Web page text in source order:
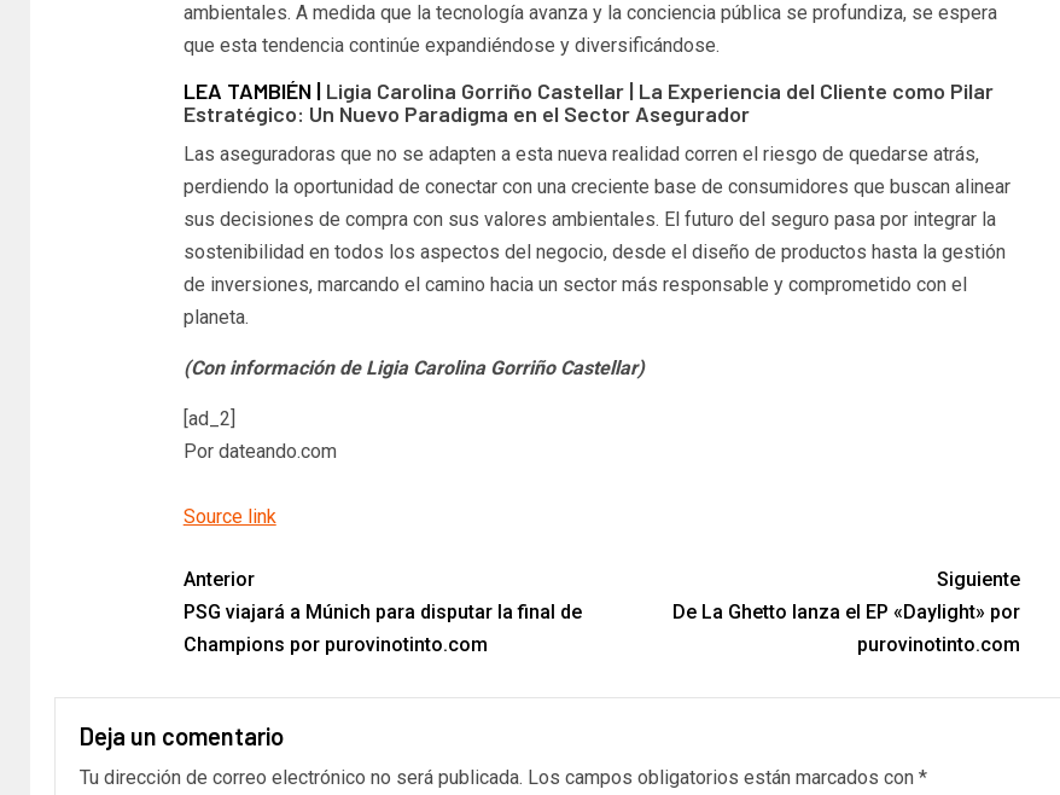
ambientales. A medida que la tecnología avanza y la conciencia pública se profundiza, se espera
que esta tendencia continúe expandiéndose y diversificándose.
LEA TAMBIÉN | Ligia Carolina Gorriño Castellar | La Experiencia del Cliente como Pilar
Estratégico: Un Nuevo Paradigma en el Sector Asegurador
Las aseguradoras que no se adapten a esta nueva realidad corren el riesgo de quedarse atrás,
perdiendo la oportunidad de conectar con una creciente base de consumidores que buscan alinear
sus decisiones de compra con sus valores ambientales. El futuro del seguro pasa por integrar la
sostenibilidad en todos los aspectos del negocio, desde el diseño de productos hasta la gestión
de inversiones, marcando el camino hacia un sector más responsable y comprometido con el
planeta.
(Con información de Ligia Carolina Gorriño Castellar)
[ad_2]
Por dateando.com
Source link
Anterior
PSG viajará a Múnich para disputar la final de
Champions por purovinotinto.com
Siguiente
De La Ghetto lanza el EP «Daylight» por
purovinotinto.com
Deja un comentario
Tu dirección de correo electrónico no será publicada. Los campos obligatorios están marcados con *